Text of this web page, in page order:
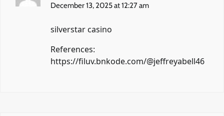
December 13, 2025 at 12:27 am
silverstar casino
References:
https://filuv.bnkode.com/@jeffreyabell46